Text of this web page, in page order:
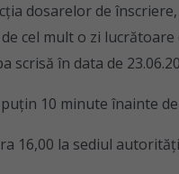
dosarelor de
cel mult o zi
scrisă în data de
10 minute înainte
16,00 la sediul